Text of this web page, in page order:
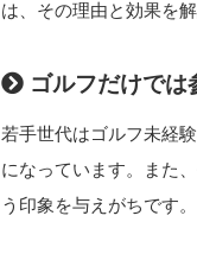
は、その理由と効果を解
ゴルフだけでは
若手世代はゴルフ未経
になっています。また
う印象を与えがちです。